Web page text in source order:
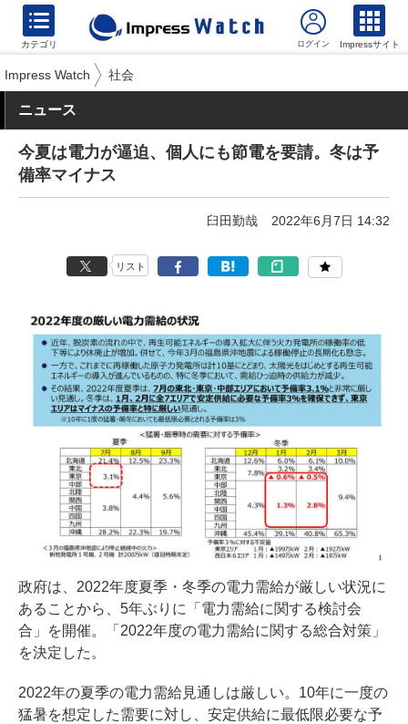
カテゴリ Impressサイト
Impress Watch 社会
ニュース
今夏は電力が逼迫、個人にも節電を要請。冬は予
備率マイナス
臼田勤哉 2022年6月7日 14:32
リスト
政府は、2022年度夏季・冬季の電力需給が厳しい状況に
あることから、5年ぶりに「電力需給に関する検討会
合」を開催。「2022年度の電力需給に関する総合対策」
を決定した。
2022年の夏季の電力需給見通しは厳しい。10年に一度の
猛暑を想定した需要に対し、安定供給に最低限必要な予